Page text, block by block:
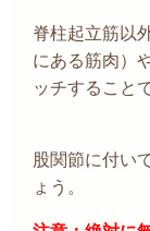
脊柱起立筋以
にある筋肉）
ッチすること
股関節に付い
ょう。